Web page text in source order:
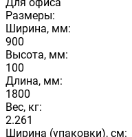
Размеры:
Ширина, мм:
900
Высота, мм:
100
Длина, мм:
1800
Вес, кг:
2.261
Ширина (упаковки), см: